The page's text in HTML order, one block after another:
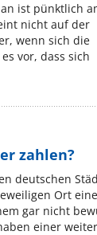
ist pünktlich
nicht auf der
wenn sich die
vor, dass sich
zahlen?
deutschen
Ort eine
gar nicht
einer